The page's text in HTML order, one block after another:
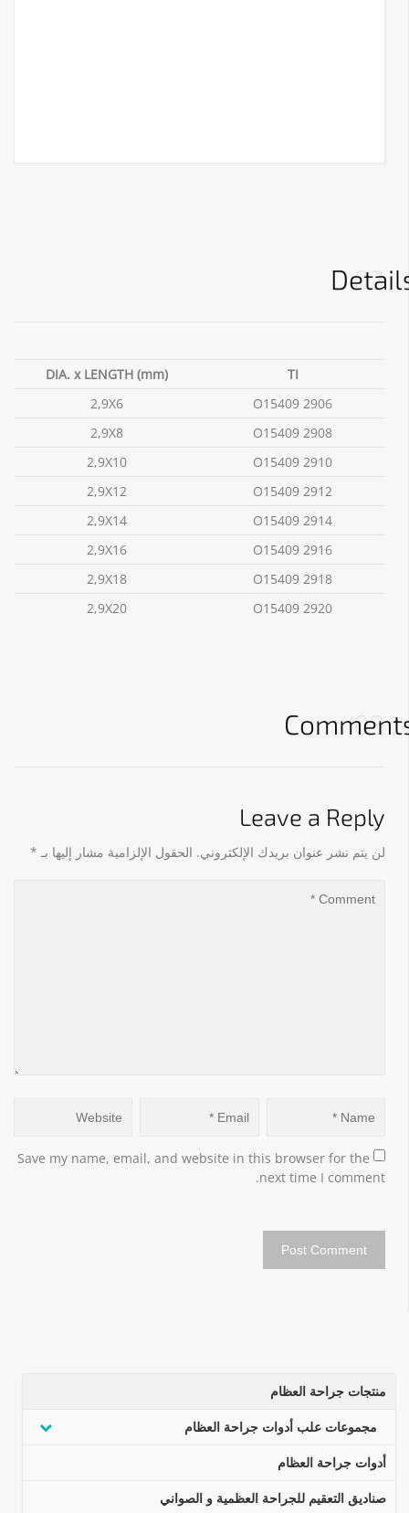
02
TI
DIA. x LENGTH (mm)
O15409 2906
2,9X6
O15409 2908
2,9X8
O15409 2910
2,9X10
O15409 2912
2,9X12
O15409 2914
2,9X14
O15409 2916
2,9X16
O15409 2918
2,9X18
O15409 2920
2,9X20
03
Leave a Reply
لن يتم نشر عنوان بريدك الإلكتروني. الحقول الإلزامية مشار إليها بـ *
Save my name, email, and website in this browser for the
next time I comment.
منتجات جراحة العظام
مجموعات علب أدوات جراحة العظام
أدوات جراحة العظام
صناديق التعقيم للجراحة العظمية و الصواني